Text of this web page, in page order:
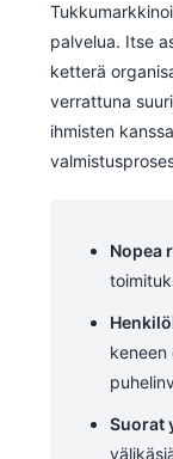
palvelua. Itse
ketterä
verrattuna
ihmisten
Nopea
Suorat